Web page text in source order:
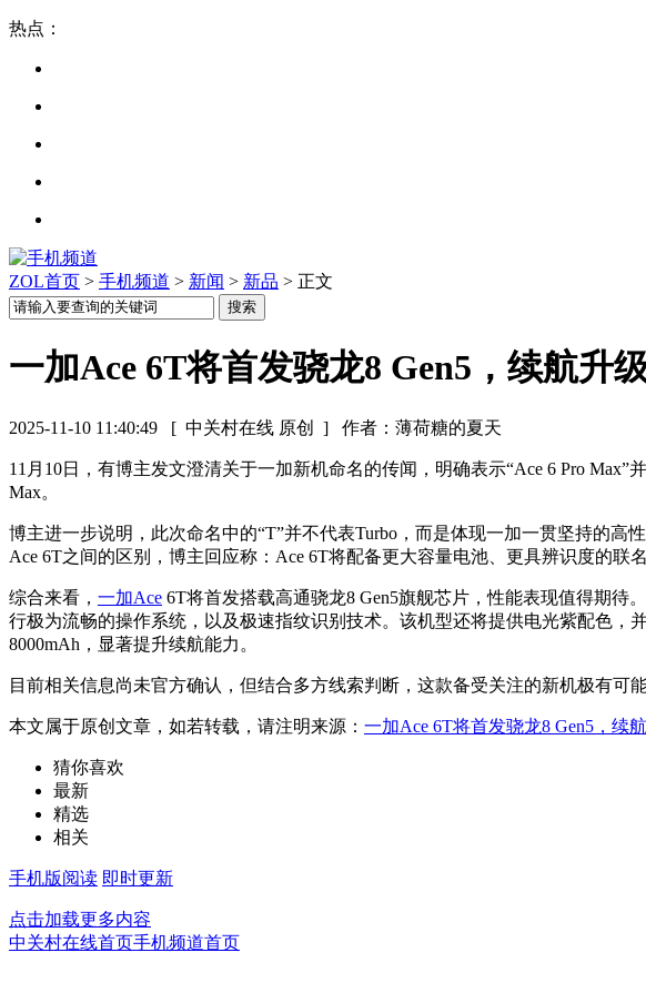
热点：
ZOL首页 > 手机频道 > 新闻 > 新品 > 正文
一加Ace 6T将首发骁龙8 Gen5，续航升
2025-11-10 11:40:49 [ 中关村在线 原创 ] 作者：薄荷糖的夏天
11月10日，有博主发文澄清关于一加新机命名的传闻，明确表示“Ace 6 Pro
Max。
博主进一步说明，此次命名中的“T”并不代表Turbo，而是体现一加一贯坚持的
Ace 6T之间的区别，博主回应称：Ace 6T将配备更大容量电池、更具辨识度的
综合来看， 一加Ace 6T将首发搭载高通骁龙8 Gen5旗舰芯片，性能表现值得期
行极为流畅的操作系统，以及极速指纹识别技术。该机型还将提供电光紫配色
8000mAh，显著提升续航能力。
目前相关信息尚未官方确认，但结合多方线索判断，这款备受关注的新机极有可能
本文属于原创文章，如若转载，请注明来源： 一加Ace 6T将首发骁龙8 Gen5，续
猜你喜欢
最新
精选
相关
手机版阅读 即时更新
点击加载更多内容
中关村在线首页手机频道首页